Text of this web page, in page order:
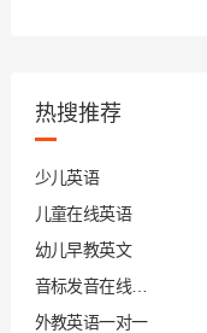
热搜推荐
少儿英语
儿童在线英语
幼儿早教英文
外教英语一对一